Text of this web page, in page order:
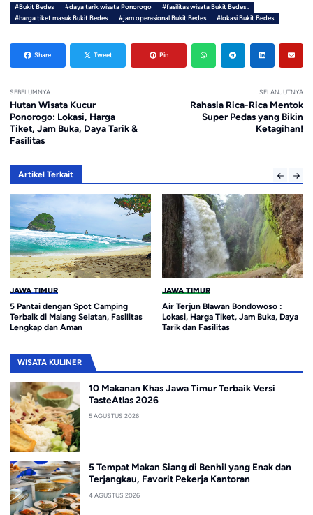
#Bukit Bedes #daya tarik wisata Ponorogo
#fasilitas wisata Bukit Bedes .
#harga tiket masuk Bukit Bedes
#jam operasional Bukit Bedes #lokasi Bukit Bedes
Share Tweet Pin
SEBELUMNYA
Hutan Wisata Kucur
Ponorogo: Lokasi, Harga
Tiket, Jam Buka, Daya Tarik &
Fasilitas
SELANJUTNYA
Rahasia Rica-Rica Mentok
Super Pedas yang Bikin
Ketagihan!
Artikel Terkait
JAWA TIMUR
5 Pantai dengan Spot Camping
Terbaik di Malang Selatan, Fasilitas
Lengkap dan Aman
JAWA TIMUR
Air Terjun Blawan Bondowoso :
Lokasi, Harga Tiket, Jam Buka, Daya
Tarik dan Fasilitas
WISATA KULINER
10 Makanan Khas Jawa Timur Terbaik Versi
TasteAtlas 2026
5 AGUSTUS 2026
5 Tempat Makan Siang di Benhil yang Enak dan
Terjangkau, Favorit Pekerja Kantoran
4 AGUSTUS 2026